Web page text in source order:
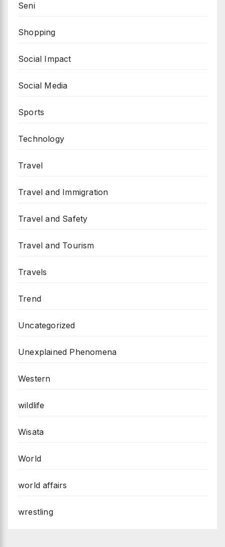
Seni
Shopping
Social Impact
Social Media
Sports
Technology
Travel
Travel and Immigration
Travel and Safety
Travel and Tourism
Travels
Trend
Uncategorized
Unexplained Phenomena
Western
wildlife
Wisata
World
world affairs
wrestling